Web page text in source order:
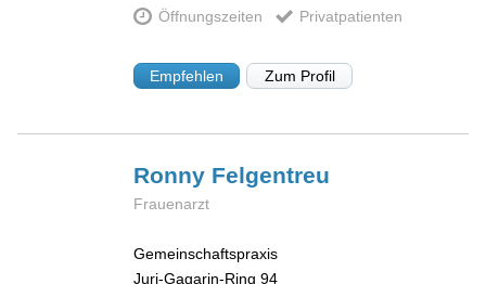
Öffnungszeiten Privatpatienten
Empfehlen Zum Profil
Ronny Felgentreu
Frauenarzt
Gemeinschaftspraxis
Juri-Gagarin-Ring 94